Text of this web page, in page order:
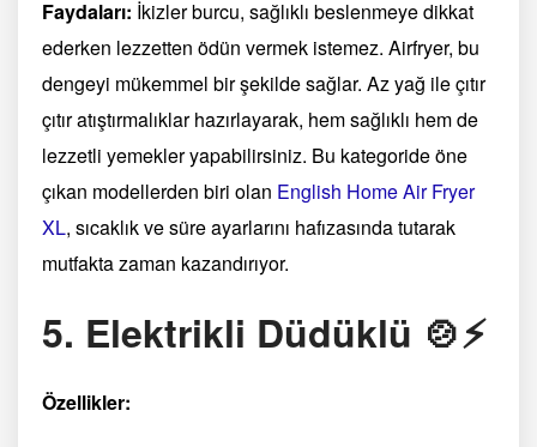
Faydaları: İkizler burcu, sağlıklı beslenmeye dikkat
ederken lezzetten ödün vermek istemez. Airfryer, bu
dengeyi mükemmel bir şekilde sağlar. Az yağ ile çıtır
çıtır atıştırmalıklar hazırlayarak, hem sağlıklı hem de
lezzetli yemekler yapabilirsiniz. Bu kategoride öne
çıkan modellerden biri olan English Home Air Fryer
XL, sıcaklık ve süre ayarlarını hafızasında tutarak
mutfakta zaman kazandırıyor.
5. Elektrikli Düdüklü 🍲⚡
Özellikler: